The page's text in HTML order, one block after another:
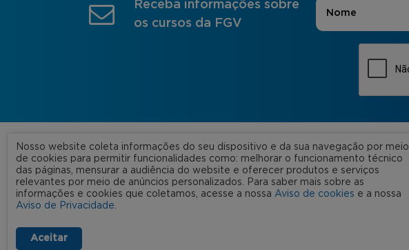
Receba informações sobre
os cursos da FGV
Nome
FGV 2023 © Todos os direitos
reservados
Termos de uso
A FGV
Nossas Unidades
Nosso website coleta informações do seu dispositivo e da sua navegação por meio
de cookies para permitir funcionalidades como: melhorar o funcionamento técnico
das páginas, mensurar a audiência do website e oferecer produtos e serviços
relevantes por meio de anúncios personalizados. Para saber mais sobre as
informações e cookies que coletamos, acesse a nossa Aviso de cookies e a nossa
Aviso de Privacidade.
Aceitar